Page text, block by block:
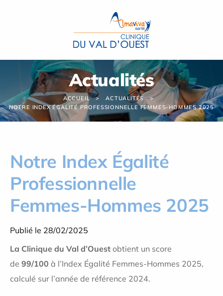
Actualités
ACCUEIL
ACTUALITÉS
NOTRE INDEX ÉGALITÉ PROFESSIONNELLE FEMMES-HOMMES 2025
Notre Index Égalité
Professionnelle
Femmes-Hommes 2025
Publié le 28/02/2025
La Clinique du Val d’Ouest obtient un score
de 99/100 à l’Index Égalité Femmes-Hommes 2025,
calculé sur l’année de référence 2024.